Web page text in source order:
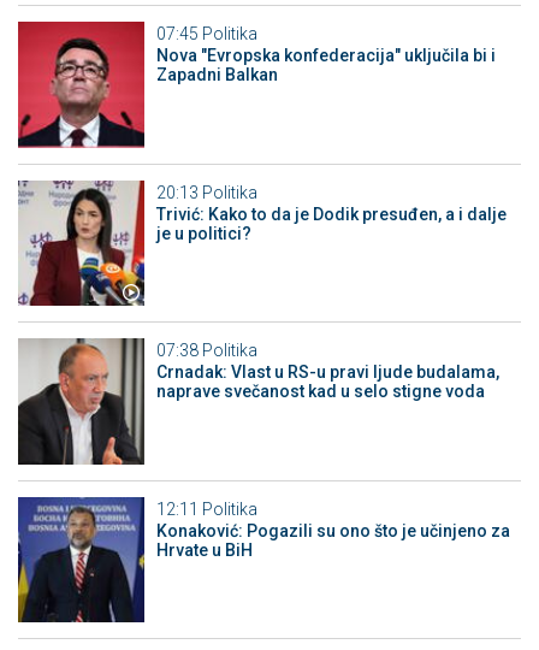
07:45 Politika
Nova "Evropska konfederacija" uključila bi i
Zapadni Balkan
20:13 Politika
Trivić: Kako to da je Dodik presuđen, a i dalje
je u politici?
07:38 Politika
Crnadak: Vlast u RS-u pravi ljude budalama,
naprave svečanost kad u selo stigne voda
12:11 Politika
Konaković: Pogazili su ono što je učinjeno za
Hrvate u BiH